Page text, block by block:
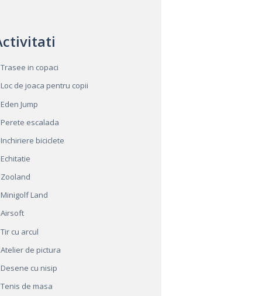
Trasee in copaci
Loc de joaca pentru copii
Eden Jump
Perete escalada
Inchiriere biciclete
Echitatie
Zooland
Minigolf Land
Airsoft
Tir cu arcul
Atelier de pictura
Desene cu nisip
Tenis de masa